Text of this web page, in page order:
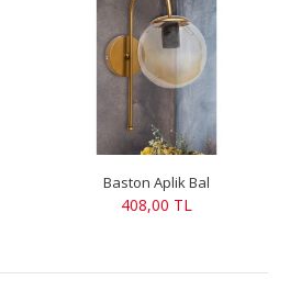
Baston Aplik Bal
408,00 TL